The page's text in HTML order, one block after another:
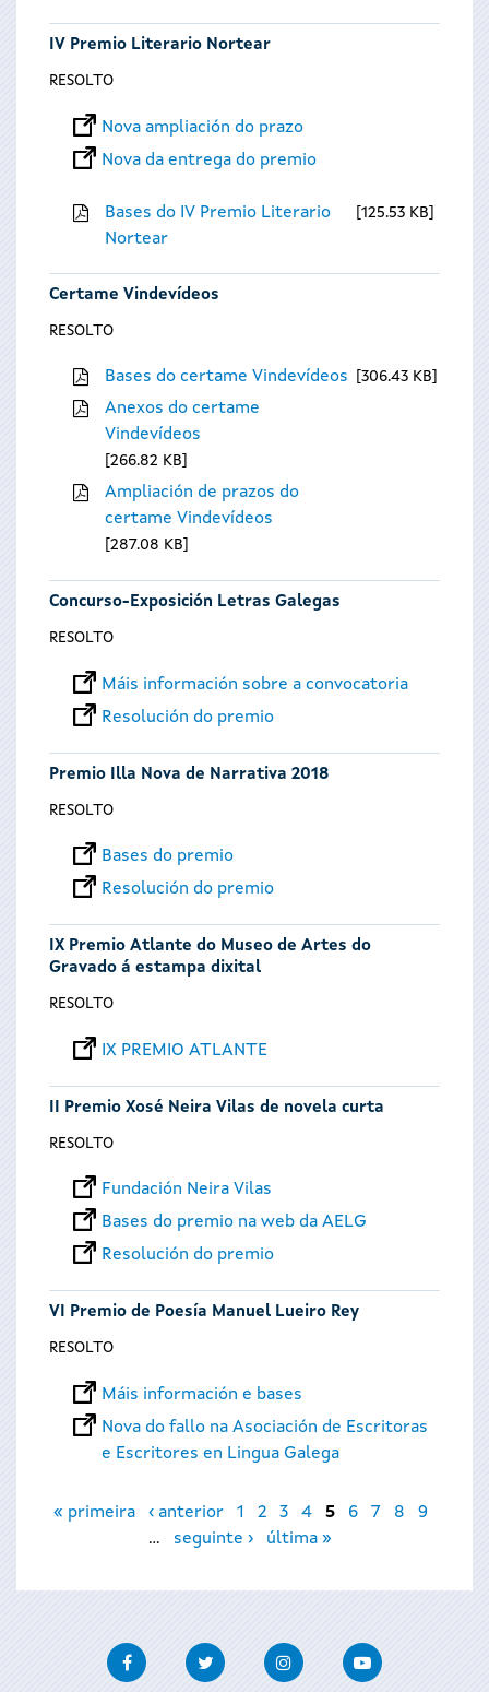
IV Premio Literario Nortear
RESOLTO
Nova ampliación do prazo
Nova da entrega do premio
Bases do IV Premio Literario
Nortear
125.53 KB
Certame Vindevídeos
RESOLTO
Bases do certame Vindevídeos 306.43 KB
Anexos do certame
Vindevídeos
266.82 KB
Ampliación de prazos do
certame Vindevídeos
287.08 KB
Concurso-Exposición Letras Galegas
RESOLTO
Máis información sobre a convocatoria
Resolución do premio
Premio Illa Nova de Narrativa 2018
RESOLTO
Bases do premio
Resolución do premio
IX Premio Atlante do Museo de Artes do
Gravado á estampa dixital
RESOLTO
IX PREMIO ATLANTE
II Premio Xosé Neira Vilas de novela curta
RESOLTO
Fundación Neira Vilas
Bases do premio na web da AELG
Resolución do premio
VI Premio de Poesía Manuel Lueiro Rey
RESOLTO
Máis información e bases
Nova do fallo na Asociación de Escritoras
e Escritores en Lingua Galega
Páxinas
« primeira ‹ anterior 1 2 3 4 5 6 7 8
9
…
seguinte › última »
FacebookTwitter InstagramYoutube